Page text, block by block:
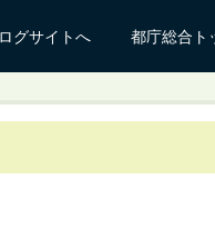
グサイトへ 都庁総合ト